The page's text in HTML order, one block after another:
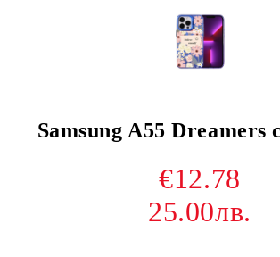
Samsung A55 Dreamers
€12.78
25.00лв.